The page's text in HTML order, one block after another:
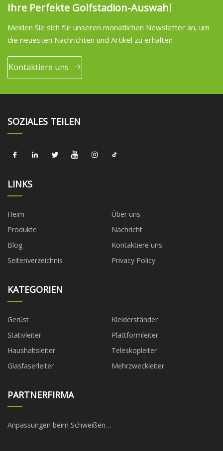
Ihre Perfekte Golfstadion-Auswahl
Melden Sie sich für unseren monatlichen Newsletter an, um
die neuesten Nachrichten und Artikel zu erhalten
Kontaktiere uns
SOZIALES TEILEN
LINKS
Heim
Über uns
Produkte
Nachricht
Blog
Kontaktiere uns
Seitenverzeichnis
Privacy Policy
KATEGORIEN
Gerüst
Kleiderständer
Stativleiter
Plattformleiter
Haushaltsleiter
Teleskopleiter
Glasfaserleiter
Mehrzweckleiter
PARTNERFIRMA
Anpassungen beim Schweißen